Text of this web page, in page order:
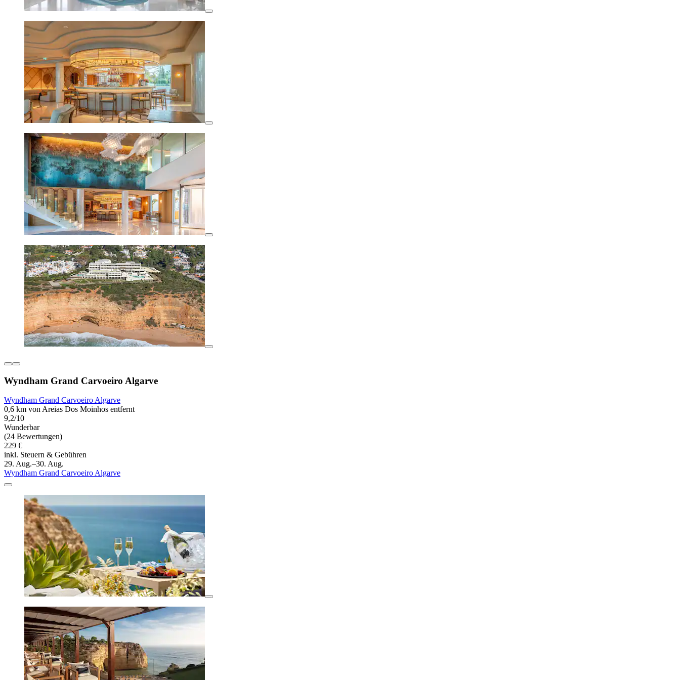
Wyndham Grand Carvoeiro Algarve
Wyndham Grand Carvoeiro Algarve
0,6 km von Areias Dos Moinhos entfernt
9,2/10
Wunderbar
(24 Bewertungen)
229 €
inkl. Steuern & Gebühren
29. Aug.–30. Aug.
Wyndham Grand Carvoeiro Algarve